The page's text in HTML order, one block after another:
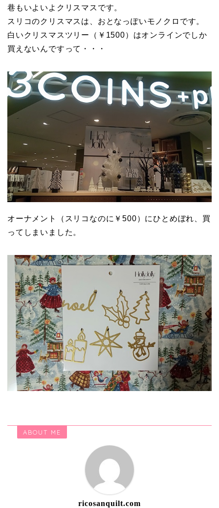
巷もいよいよクリスマスです。
スリコのクリスマスは、おとなっぽいモノクロです。
白いクリスマスツリー（￥1500）はオンラインでしか
買えないんですって・・・
オーナメント（スリコなのに￥500）にひとめぼれ、買
ってしまいました。
ABOUT ME
ricosanquilt.com